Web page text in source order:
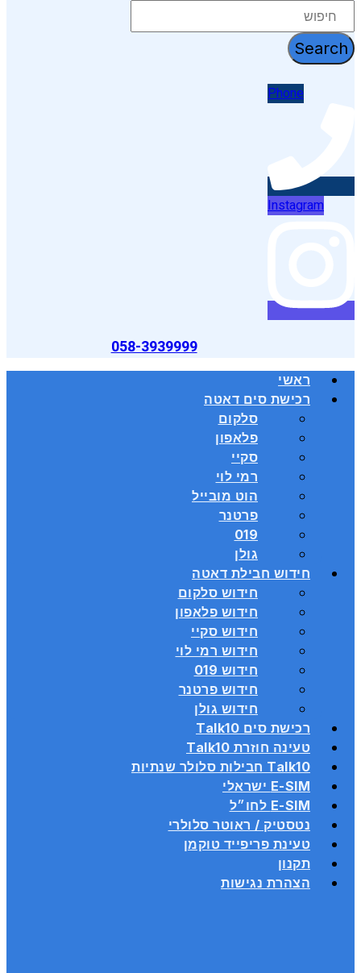
לתוכן
Search
Phone
Instagram
058-3939999
ראשי
רכישת סים דאטה
סלקום
פלאפון
סקיי
רמי לוי
הוט מובייל
פרטנר
019
גולן
חידוש חבילת דאטה
חידוש סלקום
חידוש פלאפון
חידוש סקיי
חידוש רמי לוי
חידוש 019
חידוש פרטנר
חידוש גולן
רכישת סים Talk10
טעינה חוזרת Talk10
Talk10 חבילות סלולר שנתיות
E-SIM ישראלי
E-SIM לחו״ל
נטסטיק / ראוטר סלולרי
טעינת פריפייד טוקמן
תקנון
הצהרת נגישות